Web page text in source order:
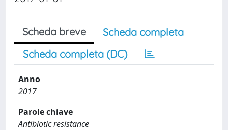
Scheda breve
Scheda completa
Scheda completa (DC)
Anno
2017
Parole chiave
Antibiotic resistance